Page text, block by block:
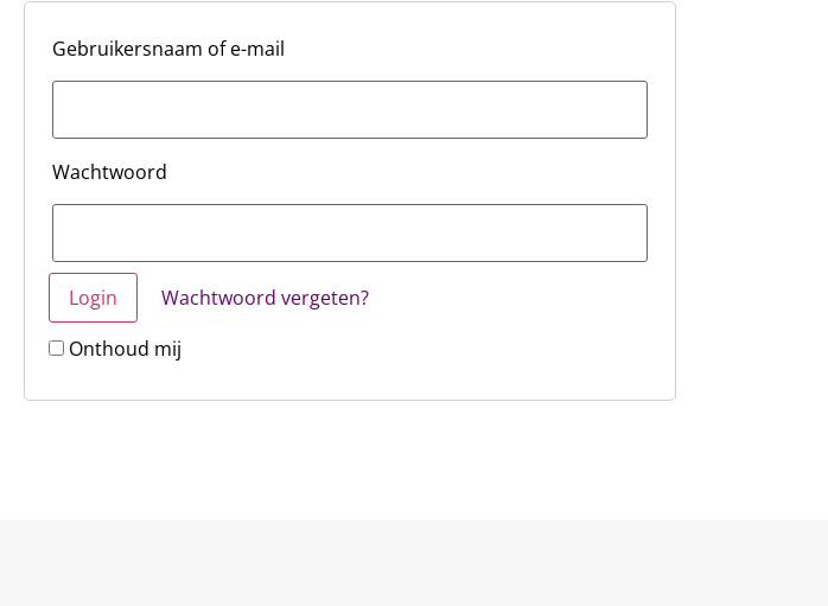
Gebruikersnaam of e-mail
Wachtwoord
Wachtwoord vergeten?
Onthoud mij